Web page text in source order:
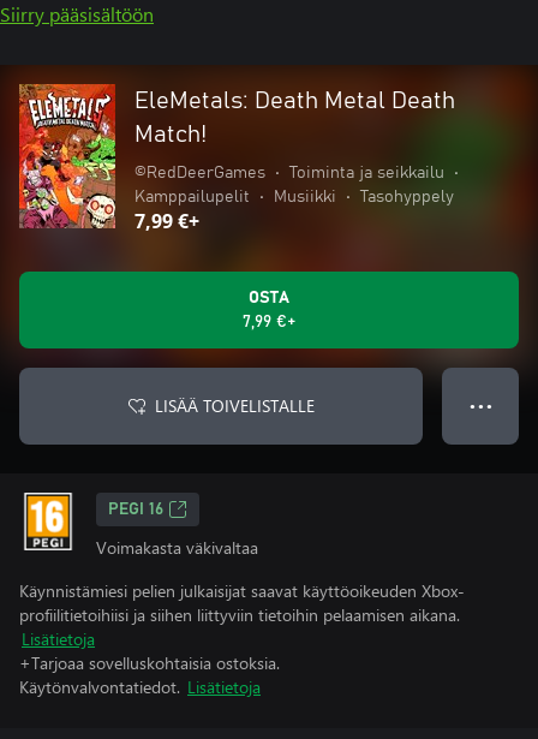
Siirry pääsisältöön
EleMetals: Death Metal Death
Match!
©RedDeerGames • Toiminta ja seikkailu
•
Kamppailupelit
• Musiikki • Tasohyppely
7,99 €+
OSTA
7,99 €+
LISÄÄ TOIVELISTALLE ● ● ●
PEGI 16
Voimakasta väkivaltaa
Käynnistämiesi pelien julkaisijat saavat käyttöoikeuden Xbox-
profiilitietoihiisi ja siihen liittyviin tietoihin pelaamisen aikana.
Lisätietoja
+Tarjoaa sovelluskohtaisia ostoksia.
Käytönvalvontatiedot. Lisätietoja